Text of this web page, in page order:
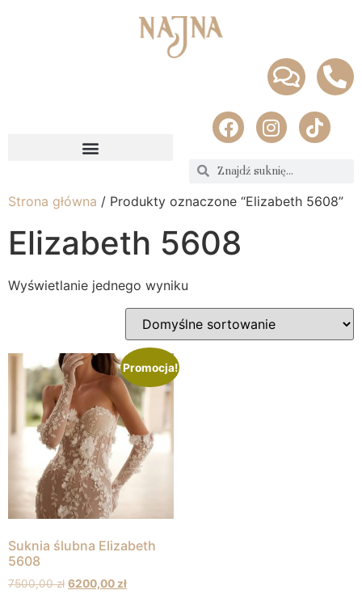
Strona główna / Produkty oznaczone “Elizabeth 5608”
Elizabeth 5608
Wyświetlanie jednego wyniku
Promocja!
Suknia ślubna Elizabeth
5608
7500,00zł 6200,00zł